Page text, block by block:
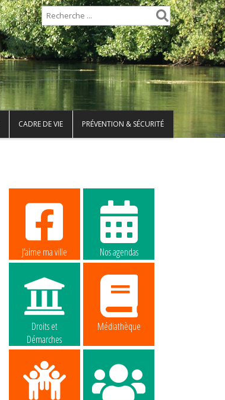
CADRE DE VIE PRÉVENTION & SÉCURITÉ
J’aime ma ville Nos agendas
Droits et
Démarches
Médiathèque